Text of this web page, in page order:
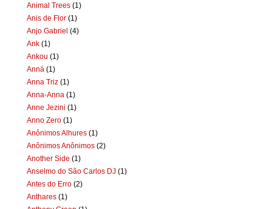
Animal Trees (1)
Anis de Flor (1)
Anjo Gabriel (4)
Ank (1)
Ankou (1)
Anná (1)
Anna Triz (1)
Anna-Anna (1)
Anne Jezini (1)
Anno Zero (1)
Anônimos Alhures (1)
Anônimos Anônimos (2)
Another Side (1)
Anselmo do São Carlos DJ (1)
Antes do Erro (2)
Anthares (1)